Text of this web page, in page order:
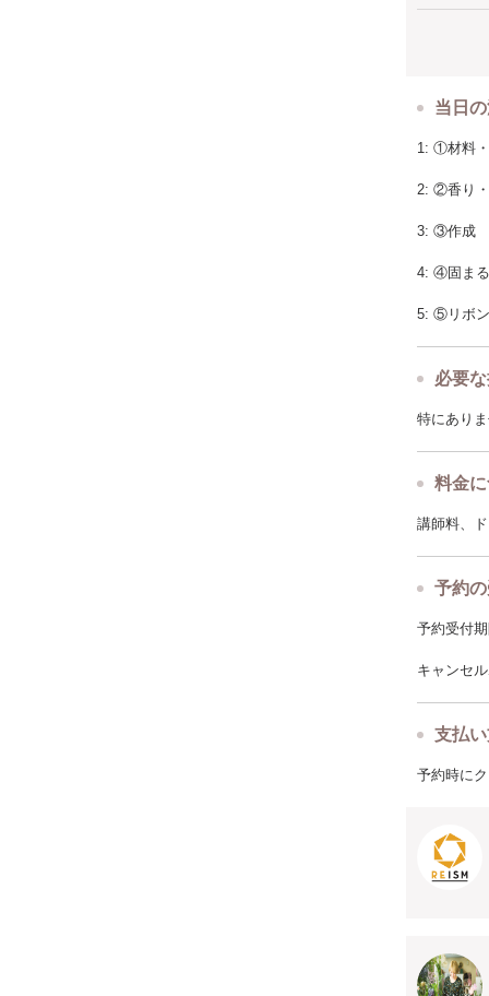
【第一部
【第二部
当日
1: ①材料
2: ②香り
3: ③作成
4: ④固まる
5: ⑤リボ
必要
特にあり
料金
講師料、
予約
予約受付
キャンセ
支払
予約時に